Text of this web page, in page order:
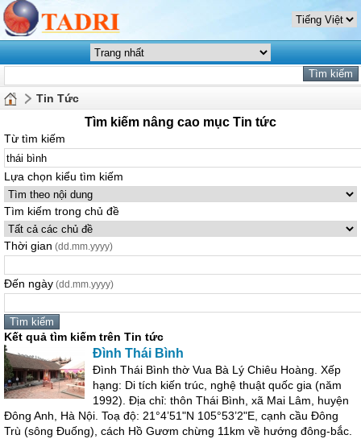
Tin Tức
Tìm kiếm nâng cao mục Tin tức
Từ tìm kiếm
Lựa chọn kiểu tìm kiếm
Tìm kiếm trong chủ đề
Thời gian (dd.mm.yyyy)
Đến ngày (dd.mm.yyyy)
Kết quả tìm kiếm trên Tin tức
Đình Thái Bình
Đình Thái Bình thờ Vua Bà Lý Chiêu Hoàng. Xếp
hạng: Di tích kiến trúc, nghệ thuật quốc gia (năm
1992). Địa chỉ: thôn Thái Bình , xã Mai Lâm, huyện
Đông Anh, Hà Nội. Toạ độ: 21°4’51"N 105°53’2"E, cạnh cầu Đông
Trù (sông Đuống), cách Hồ Gươm chừng 11km về hướng đông-bắc.